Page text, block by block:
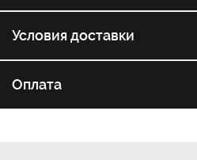
Условия доставки
Оплата